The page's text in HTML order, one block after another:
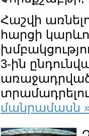
Հաշվի
հարցի
3-ին
առաջադրված
մանրամասն